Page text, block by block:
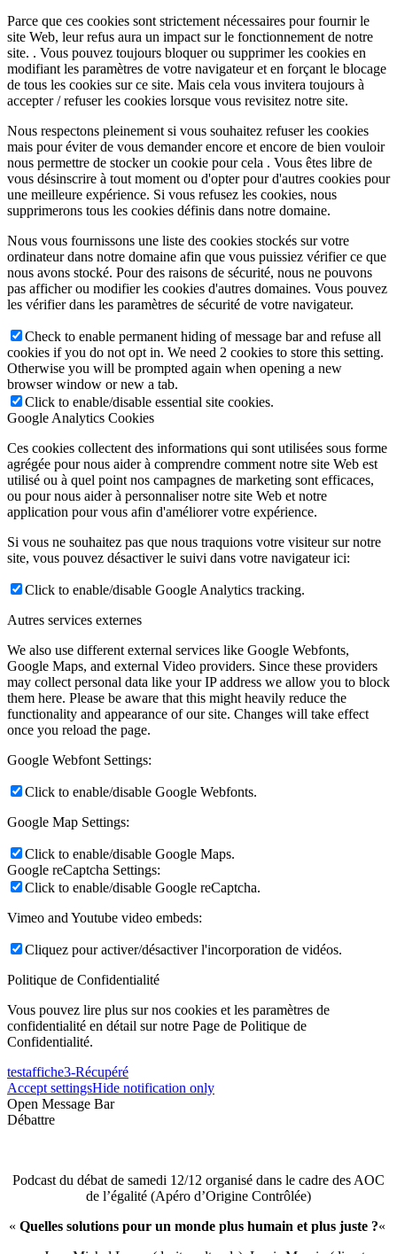
Parce que ces cookies sont strictement nécessaires pour fournir le
site Web, leur refus aura un impact sur le fonctionnement de notre
site. . Vous pouvez toujours bloquer ou supprimer les cookies en
modifiant les paramètres de votre navigateur et en forçant le blocage
de tous les cookies sur ce site. Mais cela vous invitera toujours à
accepter / refuser les cookies lorsque vous revisitez notre site.
Nous respectons pleinement si vous souhaitez refuser les cookies
mais pour éviter de vous demander encore et encore de bien vouloir
nous permettre de stocker un cookie pour cela . Vous êtes libre de
vous désinscrire à tout moment ou d'opter pour d'autres cookies pour
une meilleure expérience. Si vous refusez les cookies, nous
supprimerons tous les cookies définis dans notre domaine.
Nous vous fournissons une liste des cookies stockés sur votre
ordinateur dans notre domaine afin que vous puissiez vérifier ce que
nous avons stocké. Pour des raisons de sécurité, nous ne pouvons
pas afficher ou modifier les cookies d'autres domaines. Vous pouvez
les vérifier dans les paramètres de sécurité de votre navigateur.
Check to enable permanent hiding of message bar and refuse all
cookies if you do not opt in. We need 2 cookies to store this setting.
Otherwise you will be prompted again when opening a new
browser window or new a tab.
Click to enable/disable essential site cookies.
Google Analytics Cookies
Ces cookies collectent des informations qui sont utilisées sous forme
agrégée pour nous aider à comprendre comment notre site Web est
utilisé ou à quel point nos campagnes de marketing sont efficaces,
ou pour nous aider à personnaliser notre site Web et notre
application pour vous afin d'améliorer votre expérience.
Si vous ne souhaitez pas que nous traquions votre visiteur sur notre
site, vous pouvez désactiver le suivi dans votre navigateur ici:
Click to enable/disable Google Analytics tracking.
Autres services externes
We also use different external services like Google Webfonts,
Google Maps, and external Video providers. Since these providers
may collect personal data like your IP address we allow you to block
them here. Please be aware that this might heavily reduce the
functionality and appearance of our site. Changes will take effect
once you reload the page.
Google Webfont Settings:
Click to enable/disable Google Webfonts.
Google Map Settings:
Click to enable/disable Google Maps.
Google reCaptcha Settings:
Click to enable/disable Google reCaptcha.
Vimeo and Youtube video embeds:
Cliquez pour activer/désactiver l'incorporation de vidéos.
Politique de Confidentialité
Vous pouvez lire plus sur nos cookies et les paramètres de
confidentialité en détail sur notre Page de Politique de
Confidentialité.
testaffiche3-Récupéré
Accept settingsHide notification only
Open Message Bar
Débattre
Podcast du débat de samedi 12/12 organisé dans le cadre des AOC
de l’égalité (Apéro d’Origine Contrôlée)
« Quelles solutions pour un monde plus humain et plus juste ?«